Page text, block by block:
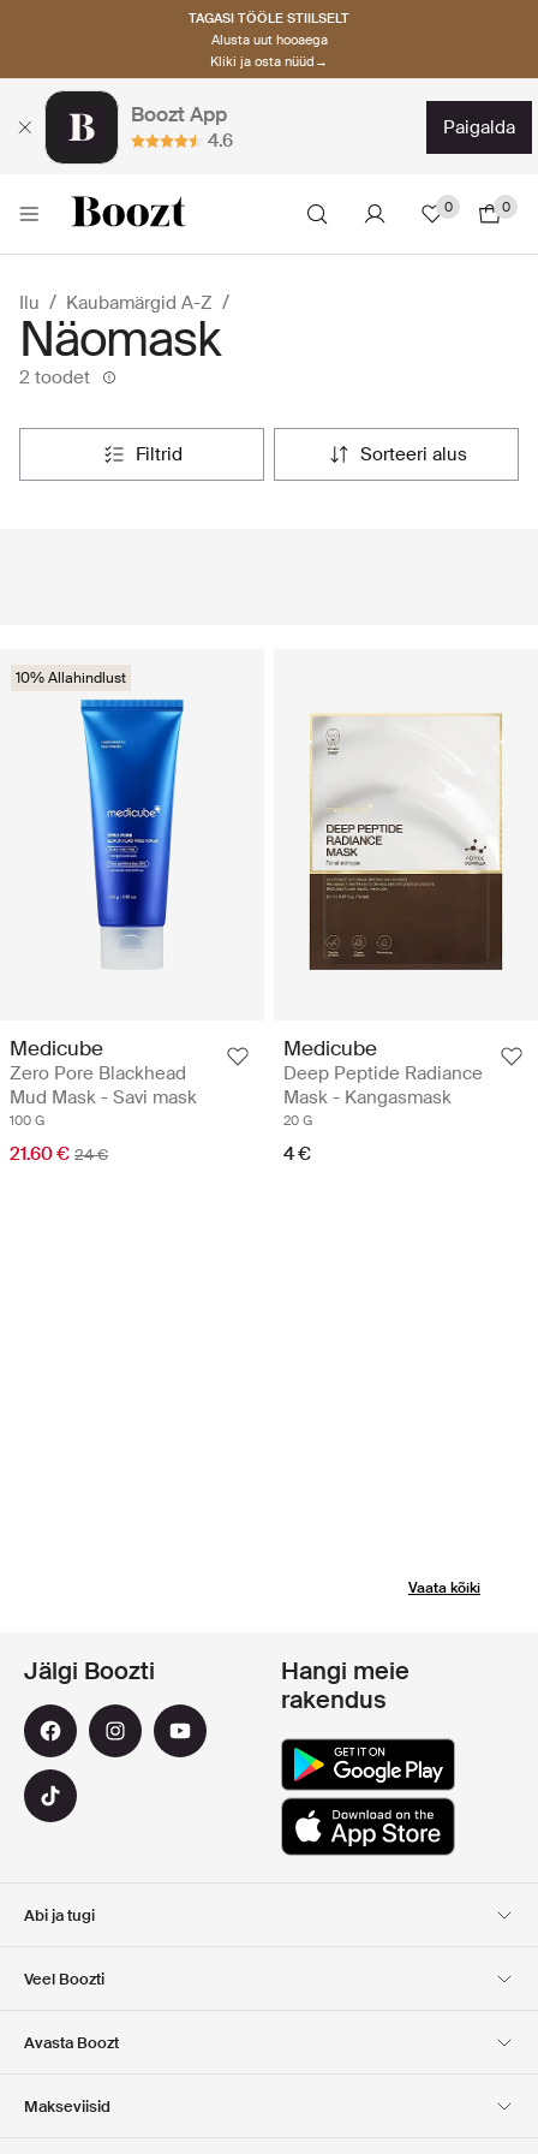
TAGASI TÖÖLE STIILSELT
Alusta uut hooaega
Kliki ja osta nüüd→
Boozt App
4.6
paigalda
0 0
Ilu Kaubamärgid A-Z
Näomask
2 toodet
filtrid sorteeri alus
10% Allahindlust
Medicube
Zero Pore Blackhead
Mud Mask - Savi mask
100 G
21.60 € 24 €
Medicube
Deep Peptide Radiance
Mask - Kangasmask
20 G
4 €
Vaata kõiki
Abi ja tugi
Veel Boozti
Club Boozt
Avasta Boozt
Jälgi Boozti
Hangi meie
rakendus
Makseviisid